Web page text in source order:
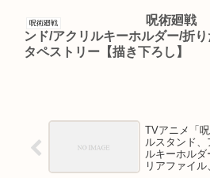
呪術廻戦
呪術廻戦
ンド/アクリルキーホルダー/折
タペストリー【描き下ろし】
TVアニメ「
ルスタンド、
ルキーホルダ
リアファイ